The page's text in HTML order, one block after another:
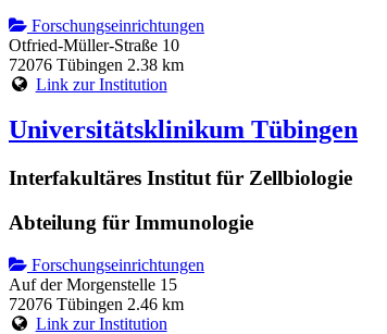
Forschungseinrichtungen
Otfried-Müller-Straße 10
72076 Tübingen 2.38 km
Link zur Institution
Universitätsklinikum Tübingen
Interfakultäres Institut für Zellbiologie
Abteilung für Immunologie
Forschungseinrichtungen
Auf der Morgenstelle 15
72076 Tübingen 2.46 km
Link zur Institution